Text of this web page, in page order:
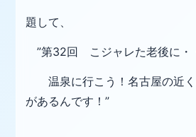
題して、
”第32回 こジャレた老後に・
温泉に行こう！名古屋の近く
があるんです！”